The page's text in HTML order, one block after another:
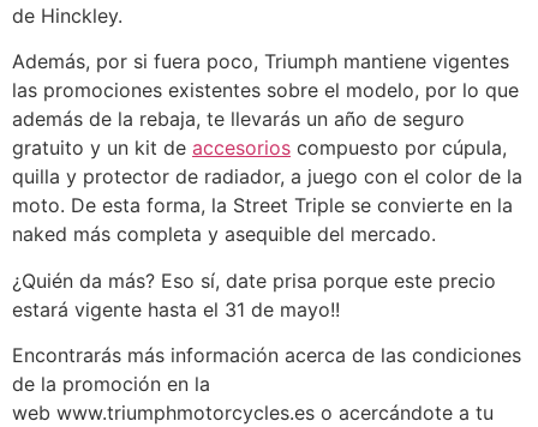
de Hinckley.
Además, por si fuera poco, Triumph mantiene vigentes
las promociones existentes sobre el modelo, por lo que
además de la rebaja, te llevarás un año de seguro
gratuito y un kit de accesorios compuesto por cúpula,
quilla y protector de radiador, a juego con el color de la
moto. De esta forma, la Street Triple se convierte en la
naked más completa y asequible del mercado.
¿Quién da más? Eso sí, date prisa porque este precio
estará vigente hasta el 31 de mayo!!
Encontrarás más información acerca de las condiciones
de la promoción en la
web www.triumphmotorcycles.es o acercándote a tu